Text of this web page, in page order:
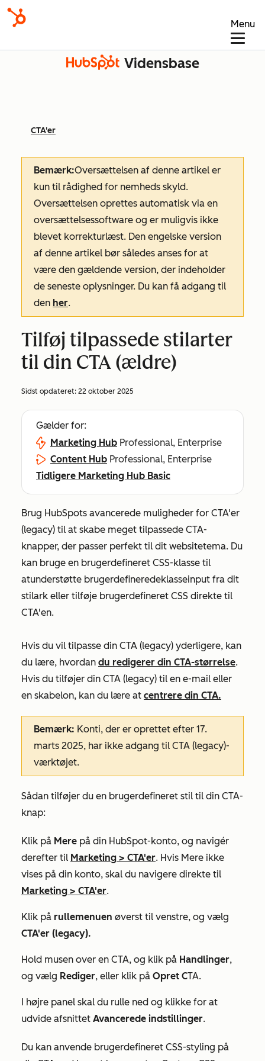
Menu
Vidensbase
CTA'er
Bemærk:Oversættelsen af denne artikel er
kun til rådighed for nemheds skyld.
Oversættelsen oprettes automatisk via en
oversættelsessoftware og er muligvis ikke
blevet korrekturlæst. Den engelske version
af denne artikel bør således anses for at
være den gældende version, der indeholder
de seneste oplysninger. Du kan få adgang til
den her.
Tilføj tilpassede stilarter
til din CTA (ældre)
Sidst opdateret: 22 oktober 2025
Gælder for:
Marketing Hub Professional, Enterprise
Content Hub Professional, Enterprise
Tidligere Marketing Hub Basic
Brug HubSpots avancerede muligheder for CTA'er
(legacy) til at skabe meget tilpassede CTA-
knapper, der passer perfekt til dit websitetema. Du
kan bruge en brugerdefineret CSS-klasse til
atunderstøtte brugerdefineredeklasseinput fra dit
stilark eller tilføje brugerdefineret CSS direkte til
CTA'en.
Hvis du vil tilpasse din CTA (legacy) yderligere, kan
du lære, hvordan du redigerer din CTA-størrelse.
Hvis du tilføjer din CTA (legacy) til en e-mail eller
en skabelon, kan du lære at centrere din CTA.
Bemærk: Konti, der er oprettet efter 17.
marts 2025, har ikke adgang til CTA (legacy)-
værktøjet.
Sådan tilføjer du en brugerdefineret stil til din CTA-
knap:
Klik på Mere på din HubSpot-konto, og navigér
derefter til Marketing > CTA'er. Hvis Mere ikke
vises på din konto, skal du navigere direkte til
Marketing > CTA'er.
Klik på rullemenuen øverst til venstre, og vælg
CTA'er (legacy).
Hold musen over en CTA, og klik på Handlinger,
og vælg Rediger, eller klik på Opret CTA.
I højre panel skal du rulle ned og klikke for at
udvide afsnittet Avancerede indstillinger.
Du kan anvende brugerdefineret CSS-styling på